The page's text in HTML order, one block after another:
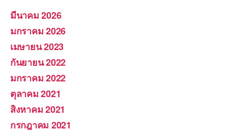
มีนาคม 2026
มกราคม 2026
เมษายน 2023
กันยายน 2022
มกราคม 2022
ตุลาคม 2021
สิงหาคม 2021
กรกฎาคม 2021